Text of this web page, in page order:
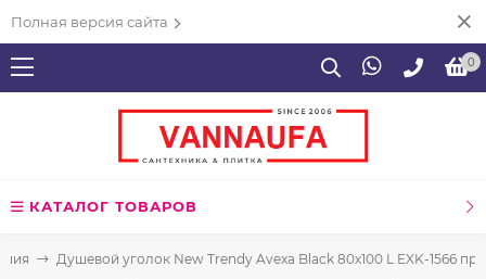
Полная версия сайта
0
КАТАЛОГ ТОВАРОВ
Душевой уголок New Trendy Avexa Black 80х100 L EXK-1566